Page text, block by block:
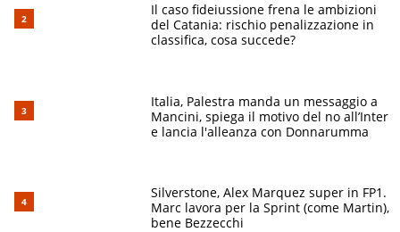
Il caso fideiussione frena le ambizioni
del Catania: rischio penalizzazione in
classifica, cosa succede?
Italia, Palestra manda un messaggio a
Mancini, spiega il motivo del no all’Inter
e lancia l'alleanza con Donnarumma
Silverstone, Alex Marquez super in FP1.
Marc lavora per la Sprint (come Martin),
bene Bezzecchi